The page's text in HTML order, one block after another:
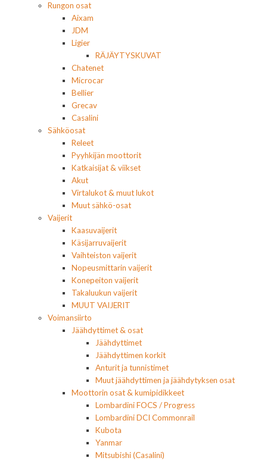
Rungon osat
Aixam
JDM
Ligier
RÄJÄYTYSKUVAT
Chatenet
Microcar
Bellier
Grecav
Casalini
Sähköosat
Releet
Pyyhkijän moottorit
Katkaisijat & viikset
Akut
Virtalukot & muut lukot
Muut sähkö-osat
Vaijerit
Kaasuvaijerit
Käsijarruvaijerit
Vaihteiston vaijerit
Nopeusmittarin vaijerit
Konepeiton vaijerit
Takaluukun vaijerit
MUUT VAIJERIT
Voimansiirto
Jäähdyttimet & osat
Jäähdyttimet
Jäähdyttimen korkit
Anturit ja tunnistimet
Muut jäähdyttimen ja jäähdytyksen osat
Moottorin osat & kumipidikkeet
Lombardini FOCS / Progress
Lombardini DCI Commonrail
Kubota
Yanmar
Mitsubishi (Casalini)